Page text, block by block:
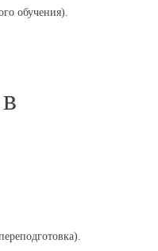
обучения).